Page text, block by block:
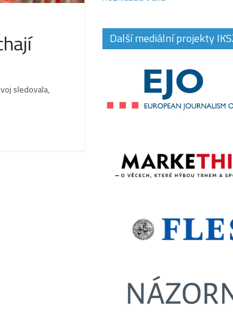
sledovala,
Další mediální projekty